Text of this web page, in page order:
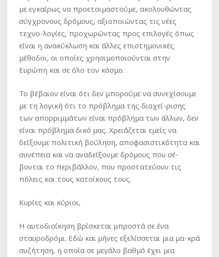
με εγκαίρως να προετοιμαστούμε, ακολουθώντας
σύγχρονους δρόμους, αξιοποιώντας τις νέες
τεχνο-λογίες, προχωρώντας προς επιλογές όπως
είναι η ανακύκλωση και άλλες επιστημονικές
μέθοδοι, οι οποίες χρησιμοποιούνται στην
Ευρώπη και σε όλο τον κόσμο.
Το βέβαιον είναι ότι δεν μπορούμε να συνεχίσουμε
με τη λογική ότι το πρόβλημα της διαχεί-ρισης
των απορριμμάτων είναι πρόβλημα των άλλων, δεν
είναι πρόβλημα δικό μας. Χρειάζεται εμείς να
δείξουμε πολιτική βούληση, αποφασιστικότητα και
συνέπεια και να αναδείξουμε δρόμους που σέ-
βονται το περιβάλλον, που προστατεύουν τις
πόλεις και τους κατοίκους τους.
Κυρίες και κύριοι,
Η αυτοδιοίκηση βρίσκεται μπροστά σε ένα
σταυροδρόμι. Εδώ και μήνες εξελίσσεται μια μα-κρά
συζήτηση, η οποία σε μεγάλο βαθμό έχει μια